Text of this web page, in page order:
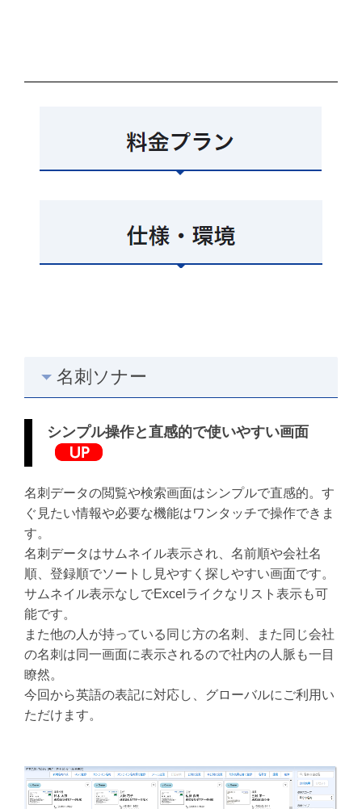
名刺ソナー
シンプル操作と直感的で使いやすい画面
名刺データの閲覧や検索画面はシンプルで直感的。す
ぐ見たい情報や必要な機能はワンタッチで操作できま
す。
名刺データはサムネイル表示され、名前順や会社名
順、登録順でソートし見やすく探しやすい画面です。
サムネイル表示なしでExcelライクなリスト表示も可
能です。
また他の人が持っている同じ方の名刺、また同じ会社
の名刺は同一画面に表示されるので社内の人脈も一目
瞭然。
今回から英語の表記に対応し、グローバルにご利用い
ただけます。